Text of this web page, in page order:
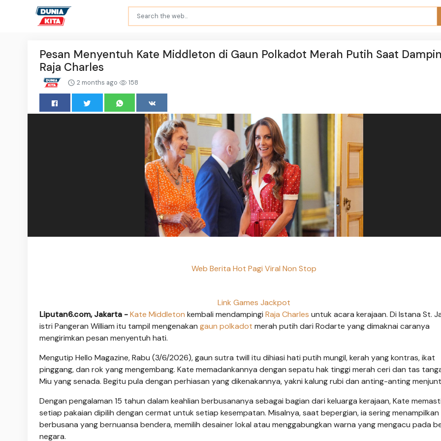
Pesan Menyentuh Kate Middleton di Gaun Polkadot Merah Putih Saat
Raja Charles
2 months ago 158
Web Berita Hot Pagi Viral Non Stop
Link Games Jackpot
Liputan6.com, Jakarta -Kate Middleton kembali mendampingi Raja Charles untuk acara kerajaan. Di Istana St.
istri Pangeran William itu tampil mengenakan gaun polkadot merah putih dari Rodarte yang dimaknai caranya
mengirimkan pesan menyentuh hati.
Mengutip Hello Magazine, Rabu (3/6/2026), gaun sutra twill itu dihiasi hati putih mungil, kerah yang kontras, ikat
pinggang, dan rok yang mengembang. Kate memadankannya dengan sepatu hak tinggi merah ceri dan tas
Miu yang senada. Begitu pula dengan perhiasan yang dikenakannya, yakni kalung rubi dan anting-anting
Dengan pengalaman 15 tahun dalam keahlian berbusananya sebagai bagian dari keluarga kerajaan, Kate
setiap pakaian dipilih dengan cermat untuk setiap kesempatan. Misalnya, saat bepergian, ia sering menampilkan
berbusana yang bernuansa bendera, memilih desainer lokal atau menggabungkan warna yang mengacu pada
negara.